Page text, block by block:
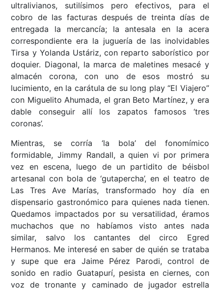
ultralivianos, sutilísimos pero efectivos, para el
cobro de las facturas después de treinta días de
entregada la mercancía; la antesala en la acera
correspondiente era la juguería de las inolvidables
Tirsa y Yolanda Ustáriz, con reparto saborístico por
doquier. Diagonal, la marca de maletines mesacé y
almacén corona, con uno de esos mostró su
lucimiento, en la carátula de su long play “El Viajero”
con Miguelito Ahumada, el gran Beto Martínez, y era
dable conseguir allí los zapatos famosos ‘tres
coronas’.
Mientras, se corría ‘la bola’ del fonomímico
formidable, Jimmy Randall, a quien vi por primera
vez en escena, luego de un partidito de béisbol
artesanal con bola de ‘gutapercha’, en el teatro de
Las Tres Ave Marías, transformado hoy día en
dispensario gastronómico para quienes nada tienen.
Quedamos impactados por su versatilidad, éramos
muchachos que no habíamos visto antes nada
similar, salvo los cantantes del circo Egred
Hermanos. Me interesé en saber de quién se trataba
y supe que era Jaime Pérez Parodi, control de
sonido en radio Guatapurí, pesista en ciernes, con
voz de tronante y caminado de jugador estrella